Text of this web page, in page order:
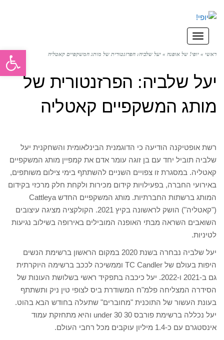
תפריט
ראשי » יופי! של אופנה » יעל שלביה: הפרזנטורית של מותג המשקפיים קאטליה
יעל שלביה: הפרזנטורית של
מותג המשקפיים קאטליה
רשת אופטיקנה הודיעה כי הדוגמנית הבינלאומית והשחקנית יעל
שלביה תוביל יחד עם בן זוגה עומר אדם את קמפיין מותג המשקפיים
קאטליה. במסגרת זו צפויים השניים להשתתף בימי צילום משותפים,
באירועי החברה, בפעילויות קידום מכירות ולקחת חלק מרכזי בקידום
המותג ברשתות החברתיות. מותג המשקפיים החדש Cattleya
("קאטליה") הושק לראשונה בקיץ 2021. הקולקציה מציגה עיצובים
השואבים השראה מבתי האופנה המובילים באירופה בשילוב נגיעות
לטיניות.
יעל שלביה נבחרה בשנת 2020 במקום הראשון ברשימת הנשים
היפות בעולם של TC Candler וממשיכה לככב ברשימה היוקרתית
גם ב-2021 ו-2022. יעל כיכבה בתפקיד ראשי בשלושת העונות של
הסידרה המצליחה פלמ"ח המשודרת ביס לצופי טין ניק ותשתתף
בעונת העשור של התוכנית "מחוברים" שתעלה בחודש הבא בהוט.
יעל נכללה ברשימת פורבס 30 under 30 והיא מתחזקת עמוד
אינסטגרם עם כ-1.4 מיליון עוקבים מכל רחבי העולם.
פתח